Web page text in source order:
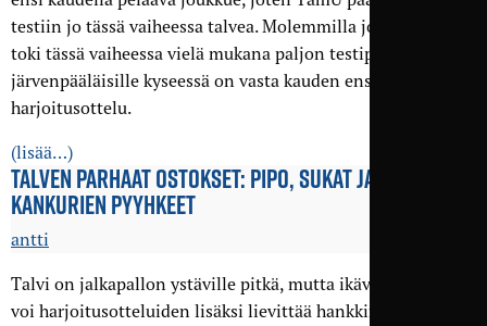
testiin jo tässä vaiheessa talvea. Molemmilla joukkueilla on
toki tässä vaiheessa vielä mukana paljon testipelaajia, ja
järvenpääläisille kyseessä on vasta kauden ensimmäinen
harjoitusottelu.
(lisää…)
TALVEN PARHAAT OSTOKSET: PIPO, SUKAT JA LAPUAN
KANKURIEN PYYHKEET
antti
Talvi on jalkapallon ystäville pitkä, mutta ikävää otteluihin
voi harjoitusotteluiden lisäksi lievittää hankkimalla